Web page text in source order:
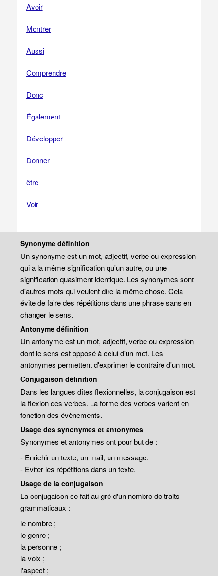
Avoir
Montrer
Aussi
Comprendre
Donc
Également
Développer
Donner
être
Voir
Synonyme définition
Un synonyme est un mot, adjectif, verbe ou expression
qui a la même signification qu'un autre, ou une
signification quasiment identique. Les synonymes sont
d'autres mots qui veulent dire la même chose. Cela
évite de faire des répétitions dans une phrase sans en
changer le sens.
Antonyme définition
Un antonyme est un mot, adjectif, verbe ou expression
dont le sens est opposé à celui d'un mot. Les
antonymes permettent d'exprimer le contraire d'un mot.
Conjugaison définition
Dans les langues dîtes flexionnelles, la conjugaison est
la flexion des verbes. La forme des verbes varient en
fonction des évènements.
Usage des synonymes et antonymes
Synonymes et antonymes ont pour but de :
- Enrichir un texte, un mail, un message.
- Eviter les répétitions dans un texte.
Usage de la conjugaison
La conjugaison se fait au gré d'un nombre de traits
grammaticaux :
le nombre ;
le genre ;
la personne ;
la voix ;
l'aspect ;